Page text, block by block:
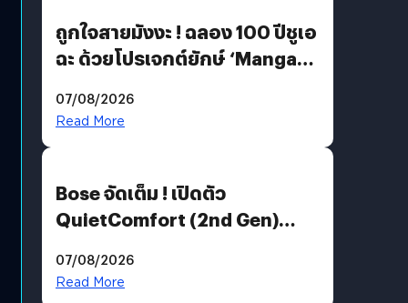
ถูกใจสายมังงะ ! ฉลอง 100 ปีชูเอ
ฉะ ด้วยโปรเจกต์ยักษ์ ‘Manga
มีภาษาไทยด้วย
07/08/2026
Read More
Bose จัดเต็ม ! เปิดตัว
QuietComfort (2nd Gen)
07/08/2026
Read More